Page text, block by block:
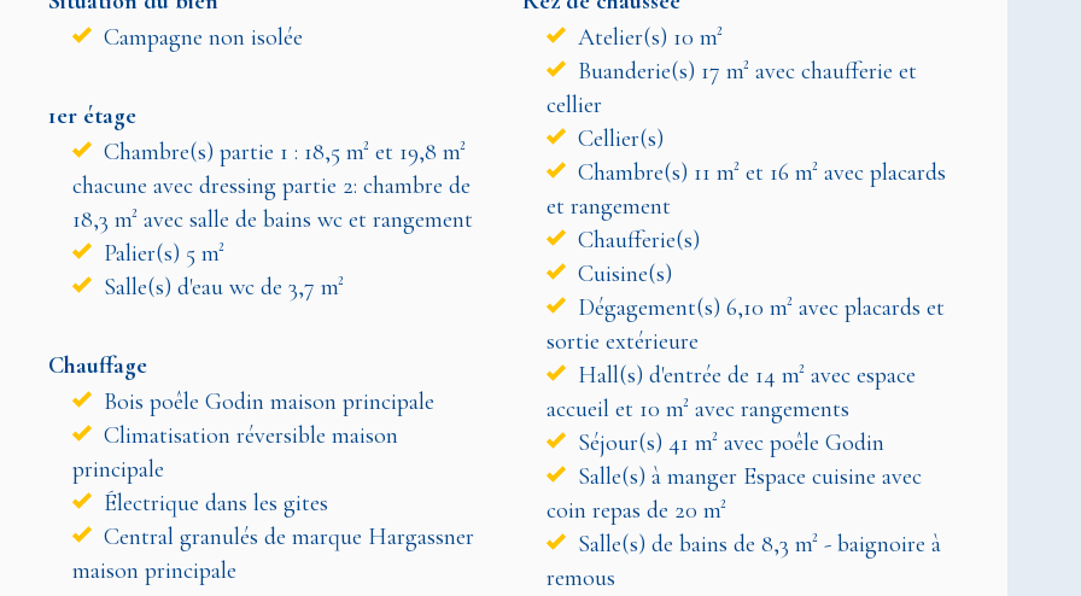
Campagne non isolée
1er étage
Chambre(s) partie 1 : 18,5 m² et 19,8 m²
chacune avec dressing partie 2: chambre de
18,3 m² avec salle de bains wc et rangement
Palier(s) 5 m²
Salle(s) d'eau wc de 3,7 m²
Chauffage
Bois poêle Godin maison principale
Climatisation réversible maison
principale
Électrique dans les gites
Central granulés de marque Hargassner
maison principale
Atelier(s) 10 m²
Buanderie(s) 17 m² avec chaufferie et
cellier
Cellier(s)
Chambre(s) 11 m² et 16 m² avec placards
et rangement
Chaufferie(s)
Cuisine(s)
Dégagement(s) 6,10 m² avec placards et
sortie extérieure
Hall(s) d'entrée de 14 m² avec espace
accueil et 10 m² avec rangements
Séjour(s) 41 m² avec poêle Godin
Salle(s) à manger Espace cuisine avec
coin repas de 20 m²
Salle(s) de bains de 8,3 m² - baignoire à
remous